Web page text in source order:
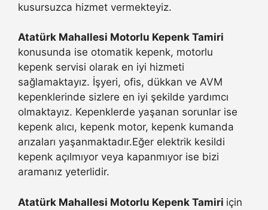
kusursuzca hizmet vermekteyiz.
Atatürk Mahallesi Motorlu Kepenk Tamiri
konusunda ise otomatik kepenk, motorlu
kepenk servisi olarak en iyi hizmeti
sağlamaktayız. İşyeri, ofis, dükkan ve AVM
kepenklerinde sizlere en iyi şekilde yardımcı
olmaktayız. Kepenklerde yaşanan sorunlar ise
kepenk alıcı, kepenk motor, kepenk kumanda
arızaları yaşanmaktadır.Eğer elektrik kesildi
kepenk açılmıyor veya kapanmıyor ise bizi
aramanız yeterlidir.
Atatürk Mahallesi Motorlu Kepenk Tamiri için